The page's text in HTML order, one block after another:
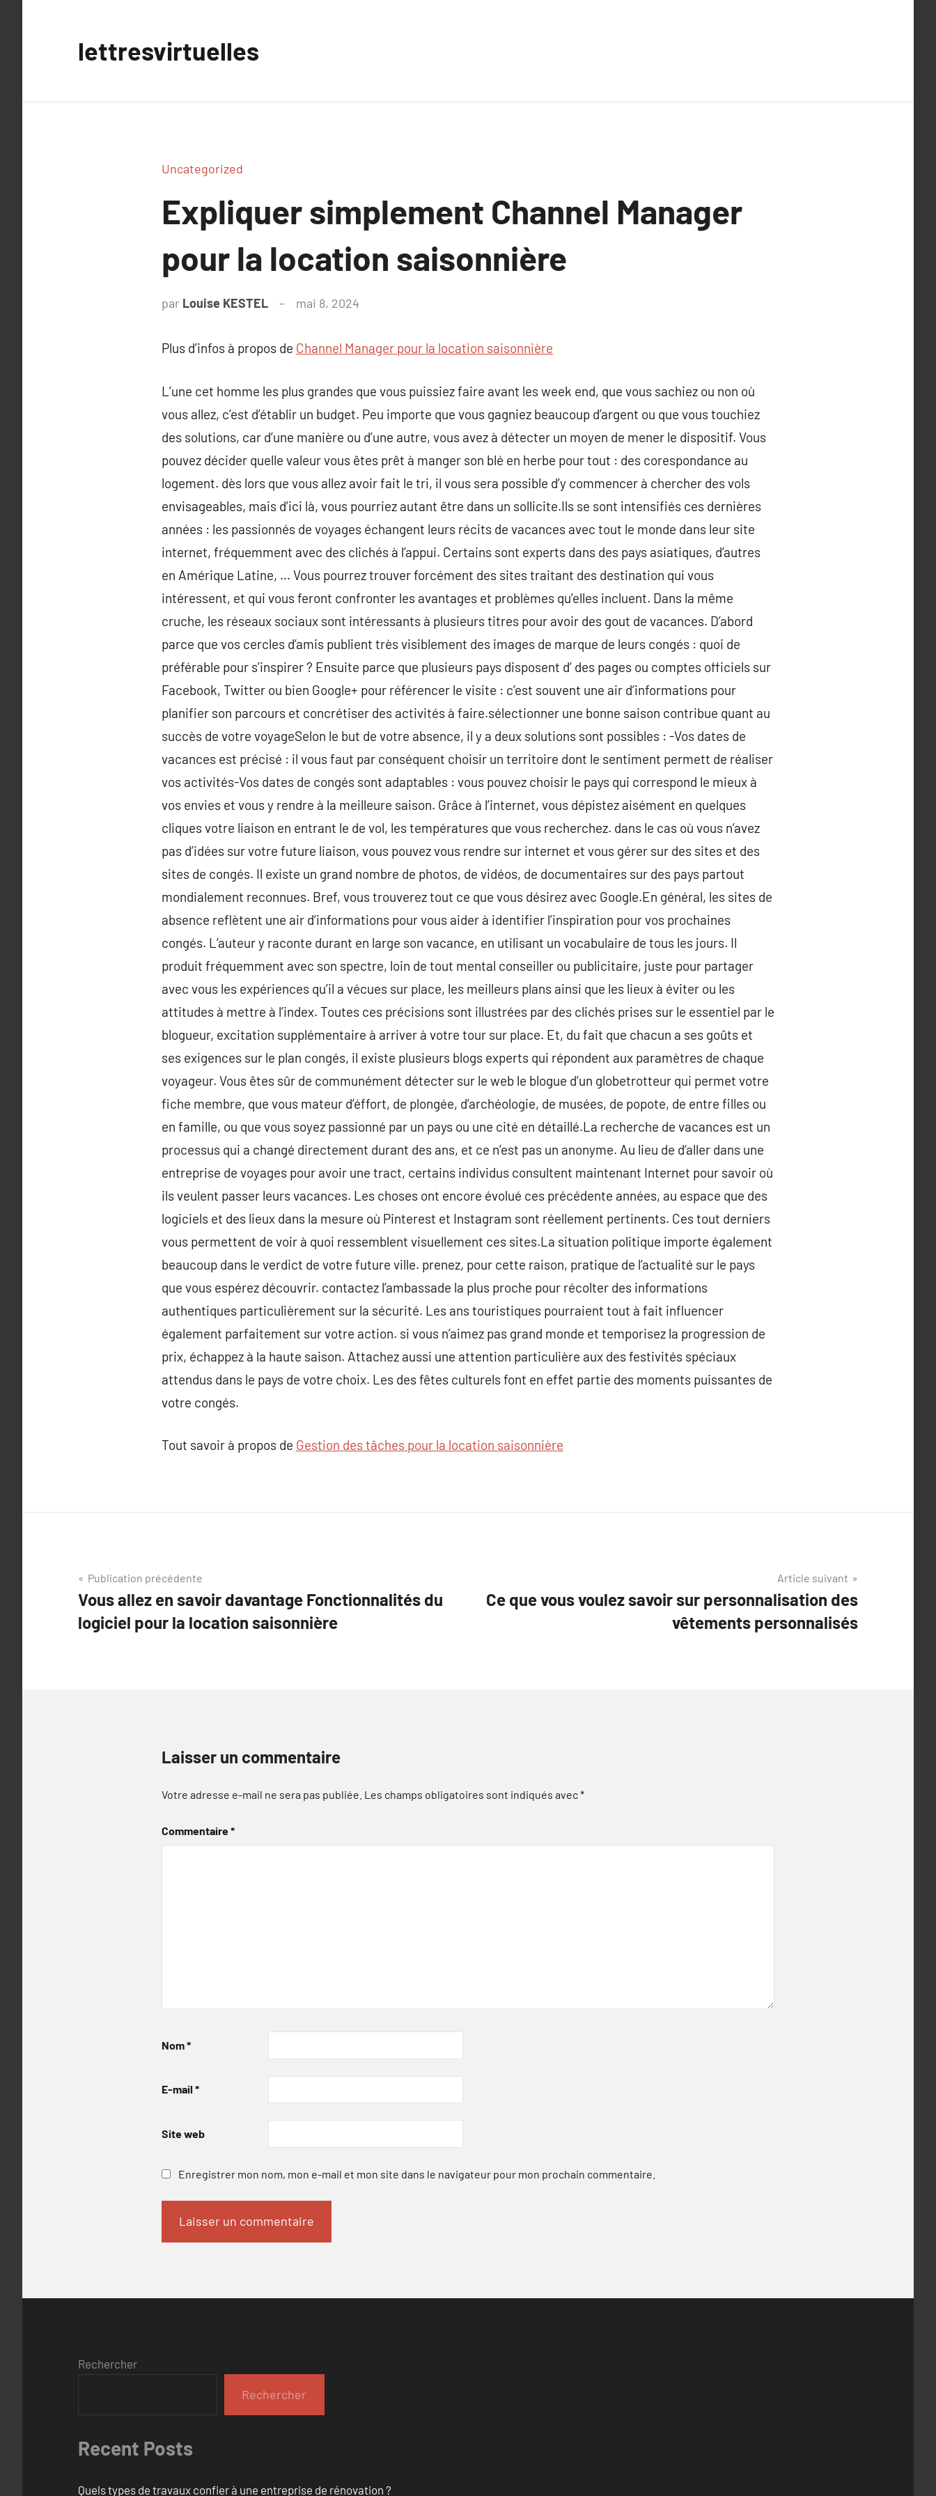
lettresvirtuelles
Uncategorized
Expliquer simplement Channel Manager
pour la location saisonnière
par Louise KESTEL mai 8, 2024
Plus d’infos à propos de Channel Manager pour la location saisonnière
L’une cet homme les plus grandes que vous puissiez faire avant les week end, que vous sachiez ou non où
vous allez, c’est d’établir un budget. Peu importe que vous gagniez beaucoup d’argent ou que vous touchiez
des solutions, car d’une manière ou d’une autre, vous avez à détecter un moyen de mener le dispositif. Vous
pouvez décider quelle valeur vous êtes prêt à manger son blé en herbe pour tout : des corespondance au
logement. dès lors que vous allez avoir fait le tri, il vous sera possible d’y commencer à chercher des vols
envisageables, mais d’ici là, vous pourriez autant être dans un sollicite.Ils se sont intensifiés ces dernières
années : les passionnés de voyages échangent leurs récits de vacances avec tout le monde dans leur site
internet, fréquemment avec des clichés à l’appui. Certains sont experts dans des pays asiatiques, d’autres
en Amérique Latine, … Vous pourrez trouver forcément des sites traitant des destination qui vous
intéressent, et qui vous feront confronter les avantages et problèmes qu’elles incluent. Dans la même
cruche, les réseaux sociaux sont intéressants à plusieurs titres pour avoir des gout de vacances. D’abord
parce que vos cercles d’amis publient très visiblement des images de marque de leurs congés : quoi de
préférable pour s’inspirer ? Ensuite parce que plusieurs pays disposent d’ des pages ou comptes officiels sur
Facebook, Twitter ou bien Google+ pour référencer le visite : c’est souvent une air d’informations pour
planifier son parcours et concrétiser des activités à faire.sélectionner une bonne saison contribue quant au
succès de votre voyageSelon le but de votre absence, il y a deux solutions sont possibles : -Vos dates de
vacances est précisé : il vous faut par conséquent choisir un territoire dont le sentiment permett de réaliser
vos activités-Vos dates de congés sont adaptables : vous pouvez choisir le pays qui correspond le mieux à
vos envies et vous y rendre à la meilleure saison. Grâce à l’internet, vous dépistez aisément en quelques
cliques votre liaison en entrant le de vol, les températures que vous recherchez. dans le cas où vous n’avez
pas d’idées sur votre future liaison, vous pouvez vous rendre sur internet et vous gérer sur des sites et des
sites de congés. Il existe un grand nombre de photos, de vidéos, de documentaires sur des pays partout
mondialement reconnues. Bref, vous trouverez tout ce que vous désirez avec Google.En général, les sites de
absence reflètent une air d’informations pour vous aider à identifier l’inspiration pour vos prochaines
congés. L’auteur y raconte durant en large son vacance, en utilisant un vocabulaire de tous les jours. Il
produit fréquemment avec son spectre, loin de tout mental conseiller ou publicitaire, juste pour partager
avec vous les expériences qu’il a vécues sur place, les meilleurs plans ainsi que les lieux à éviter ou les
attitudes à mettre à l’index. Toutes ces précisions sont illustrées par des clichés prises sur le essentiel par le
blogueur, excitation supplémentaire à arriver à votre tour sur place. Et, du fait que chacun a ses goûts et
ses exigences sur le plan congés, il existe plusieurs blogs experts qui répondent aux paramètres de chaque
voyageur. Vous êtes sûr de communément détecter sur le web le blogue d’un globetrotteur qui permet votre
fiche membre, que vous mateur d’éffort, de plongée, d’archéologie, de musées, de popote, de entre filles ou
en famille, ou que vous soyez passionné par un pays ou une cité en détaillé.La recherche de vacances est un
processus qui a changé directement durant des ans, et ce n’est pas un anonyme. Au lieu de d’aller dans une
entreprise de voyages pour avoir une tract, certains individus consultent maintenant Internet pour savoir où
ils veulent passer leurs vacances. Les choses ont encore évolué ces précédente années, au espace que des
logiciels et des lieux dans la mesure où Pinterest et Instagram sont réellement pertinents. Ces tout derniers
vous permettent de voir à quoi ressemblent visuellement ces sites.La situation politique importe également
beaucoup dans le verdict de votre future ville. prenez, pour cette raison, pratique de l’actualité sur le pays
que vous espérez découvrir. contactez l’ambassade la plus proche pour récolter des informations
authentiques particulièrement sur la sécurité. Les ans touristiques pourraient tout à fait influencer
également parfaitement sur votre action. si vous n’aimez pas grand monde et temporisez la progression de
prix, échappez à la haute saison. Attachez aussi une attention particulière aux des festivités spéciaux
attendus dans le pays de votre choix. Les des fêtes culturels font en effet partie des moments puissantes de
votre congés.
Tout savoir à propos de Gestion des tâches pour la location saisonnière
Navigation
de
l’article
Publication précédente
Vous allez en savoir davantage Fonctionnalités du
logiciel pour la location saisonnière
Article suivant
Ce que vous voulez savoir sur personnalisation des
vêtements personnalisés
Laisser un commentaire
Votre adresse e-mail ne sera pas publiée. Les champs obligatoires sont indiqués avec*
Commentaire*
Nom*
E-mail *
Site web
Enregistrer mon nom, mon e-mail et mon site dans le navigateur pour mon prochain commentaire.
Rechercher
Rechercher
Recent Posts
Quels types de travaux confier à une entreprise de rénovation ?